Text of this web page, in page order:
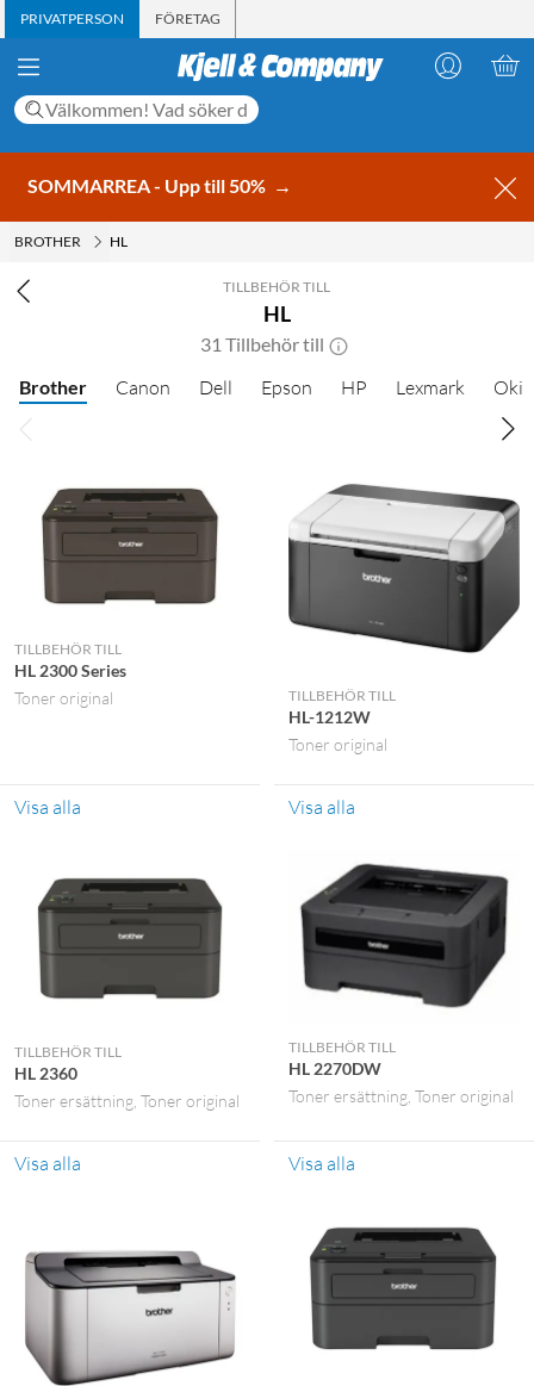
PRIVATPERSON FÖRETAG
SOMMARREA - Upp till 50% →
BROTHER HL
TILLBEHÖR TILL
HL
31 Tillbehör till
Brother
Canon Dell Epson HP Lexmark Oki
TILLBEHÖR TILL
HL 2300 Series
Toner original
Visa alla
TILLBEHÖR TILL
HL-1212W
Toner original
Visa alla
TILLBEHÖR TILL
HL 2360
Toner ersättning Toner original
Visa alla
TILLBEHÖR TILL
HL 2270DW
Toner ersättning Toner original
Visa alla